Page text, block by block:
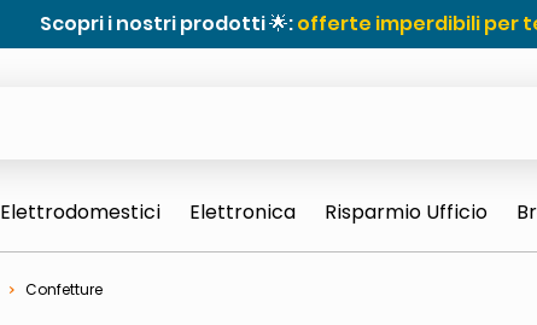
Scopri i nostri prodotti 🌟:offerte imperdibili per
Elettrodomestici Elettronica Risparmio Ufficio
Confetture